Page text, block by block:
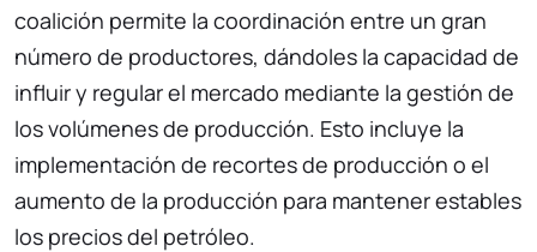
coalición permite la coordinación entre un gran
número de productores, dándoles la capacidad de
influir y regular el mercado mediante la gestión de
los volúmenes de producción. Esto incluye la
implementación de recortes de producción o el
aumento de la producción para mantener estables
los precios del petróleo.